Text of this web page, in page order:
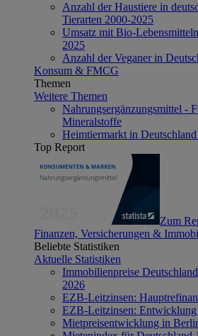
Anzahl der Haustiere in
Tierarten 2000-2025
Umsatz mit Bio-
2025
Anzahl der Veganer in
Konsum & FMCG
Themen
Weitere Themen
Nahrungsergänzungsmittel -
Mineralstoffe
Heimtiermarkt in
Top Report
Zum
Finanzen, Versicherungen &
Beliebte Statistiken
Aktuelle Statistiken
Immobilienpreise
2026
EZB-Leitzinsen:
EZB-Leitzinsen: Entwicklung
Mietpreisentwicklung in